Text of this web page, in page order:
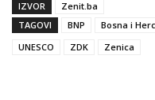
IZVOR
Zenit.ba
TAGOVI
BNP Bosna i
UNESCO
ZDK Zenica